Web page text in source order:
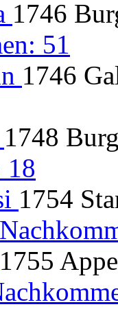
1746
51
1746
1748
18
1754
1755